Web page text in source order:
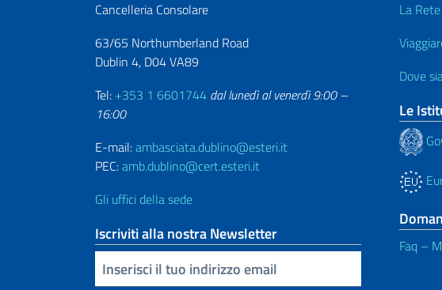
Cancelleria Consolare
63/65 Northumberland Road
Dublin 4, D04 VA89
Tel: +353 1 6601744 dal lunedì al venerdì 9:00 –
16:00
E-mail:ambasciata.dublino@esteri.it
PEC:amb.dublino@cert.esteri.it
Gli uffici della sede
Iscriviti alla nostra Newsletter
Inserisci la tua email
La
Dove
Le
Faq –